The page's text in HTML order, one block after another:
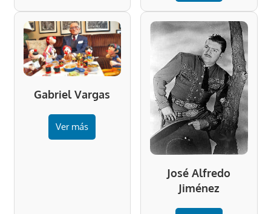
Gabriel Vargas
Ver más
José Alfredo
Jiménez